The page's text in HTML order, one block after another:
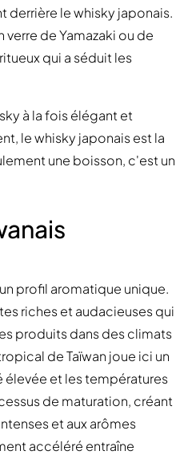
derrière le whisky japonais.
de Yamazaki ou de
qui a séduit les
à la fois élégant et
le whisky japonais est la
une boisson, c'est un
profil aromatique unique.
riches et audacieuses qui
produits dans des climats
de Taïwan joue ici un
et les températures
de maturation, créant
et aux arômes
accéléré entraîne